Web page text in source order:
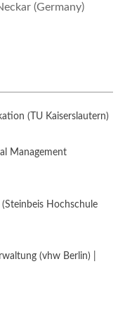
(Germany)
(TU Kaiserslautern)
Management
Hochschule
(vhw Berlin) |